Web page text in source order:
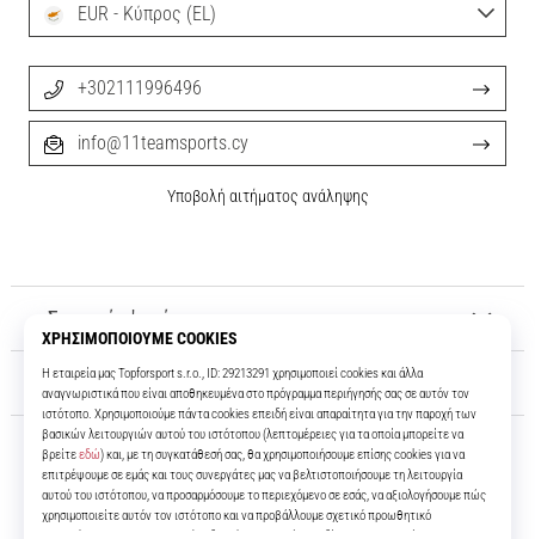
11teamsports.cy
Για πάνω από 16 χρόνια είμαστε οι συμπαίκτες σας, προσφέροντάς σας
Σχετικά μ' εμάς
Εξυπηρέτηση πελατών
EUR - Κύπρος (EL)
+302111996496
info@11teamsports.cy
Υποβολή αιτήματος ανάληψης